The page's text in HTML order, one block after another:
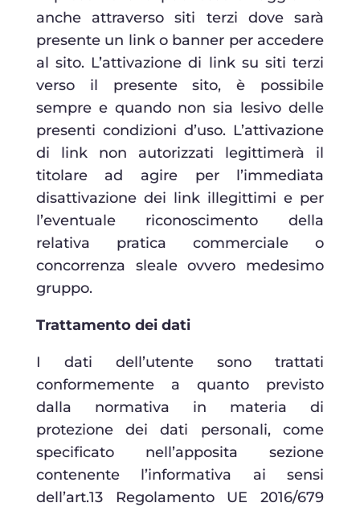
anche attraverso siti terzi dove sarà
presente un link o banner per accedere
al sito. L’attivazione di link su siti terzi
verso il presente sito, è possibile
sempre e quando non sia lesivo delle
presenti condizioni d’uso. L’attivazione
di link non autorizzati legittimerà il
titolare ad agire per l’immediata
disattivazione dei link illegittimi e per
l’eventuale riconoscimento della
relativa pratica commerciale o
concorrenza sleale ovvero medesimo
gruppo.
Trattamento dei dati
I dati dell’utente sono trattati
conformemente a quanto previsto
dalla normativa in materia di
protezione dei dati personali, come
specificato nell’apposita sezione
contenente l’informativa ai sensi
dell’art.13 Regolamento UE 2016/679